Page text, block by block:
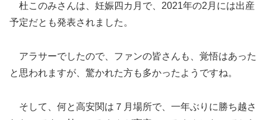
杜このみさんは、妊娠四カ月で、 2021年の2月には出産
予定だとも発表されました。
アラサーでしたので、ファンの皆さんも、 覚悟はあった
と思われますが、驚かれた方も多かったようですね。
そして、何と高安関は７月場所で、 一年ぶりに勝ち越さ